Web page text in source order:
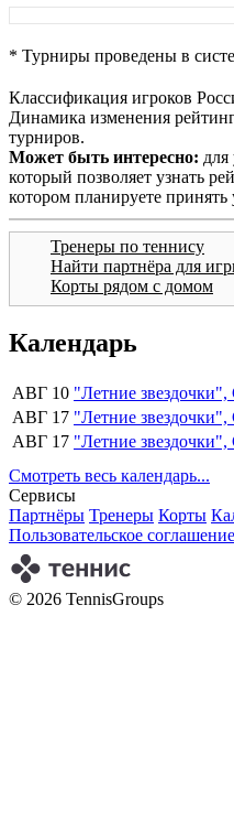
* Турниры проведены в
Классификация игроков
Динамика изменения
турниров.
Может быть интересно:
который позволяет узнать
котором планируете принять
Тренеры по теннису
Найти партнёра для
Корты рядом с домом
Календарь
АВГ 10 "Летние звездочки",
АВГ 17 "Летние звездочки",
АВГ 17 "Летние звездочки",
Смотреть весь календарь...
Сервисы
Партнёры Тренеры Корты
Пользовательское соглашение
© 2026 TennisGroups